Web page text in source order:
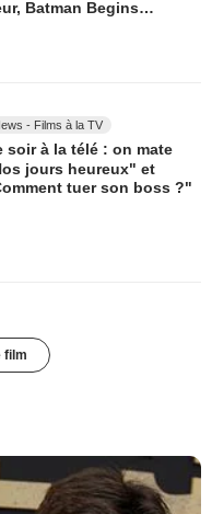
Batman Begins…
- Films à la TV
soir à la télé : on mate
jours heureux" et
tuer son boss ?"
film